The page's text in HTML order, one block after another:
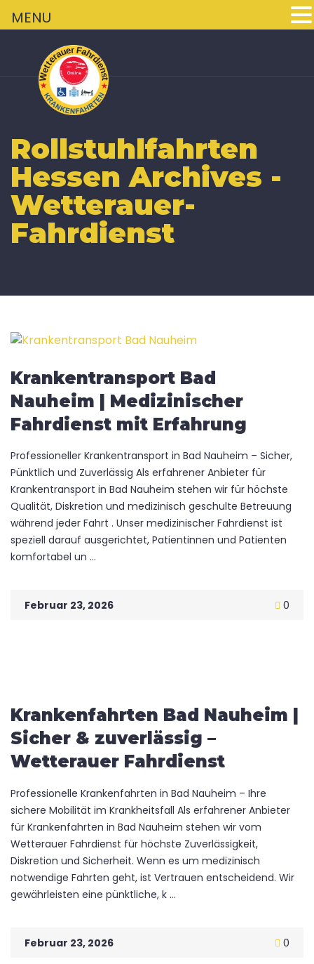
Rollstuhlfahrten
Hessen Archives -
Wetterauer-
Fahrdienst
Krankentransport Bad
Nauheim | Medizinischer
Fahrdienst mit Erfahrung
Professioneller Krankentransport in Bad Nauheim – Sicher,
Pünktlich und Zuverlässig Als erfahrener Anbieter für
Krankentransport in Bad Nauheim stehen wir für höchste
Qualität, Diskretion und medizinisch geschulte Betreuung
während jeder Fahrt . Unser medizinischer Fahrdienst ist
speziell darauf ausgerichtet, Patientinnen und Patienten
komfortabel un ...
Februar 23, 2026 0
Krankenfahrten Bad Nauheim |
Sicher & zuverlässig –
Wetterauer Fahrdienst
Professionelle Krankenfahrten in Bad Nauheim – Ihre
sichere Mobilität im Krankheitsfall Als erfahrener Anbieter
für Krankenfahrten in Bad Nauheim stehen wir vom
Wetterauer Fahrdienst für höchste Zuverlässigkeit,
Diskretion und Sicherheit. Wenn es um medizinisch
notwendige Fahrten geht, ist Vertrauen entscheidend. Wir
gewährleisten eine pünktliche, k ...
Februar 23, 2026 0
MENU